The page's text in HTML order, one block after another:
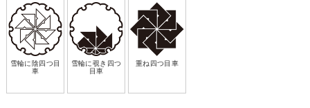
雪輪に陰四つ目
車
雪輪に覗き四つ
目車
重ね四つ目車